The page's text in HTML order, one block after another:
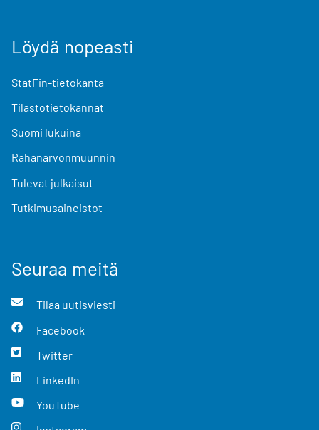
Löydä nopeasti
StatFin-tietokanta
Tilastotietokannat
Suomi lukuina
Rahanarvonmuunnin
Tulevat julkaisut
Tutkimusaineistot
Seuraa meitä
Tilaa uutisviesti
Facebook
Twitter
LinkedIn
YouTube